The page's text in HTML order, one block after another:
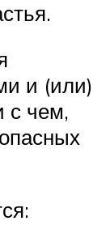
и (или)
с чем,